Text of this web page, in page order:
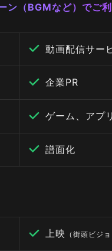
（BGMなど）でご利
動画配信サー
企業PR
ゲーム、アプリ
譜面化
上映 （街頭ビジ